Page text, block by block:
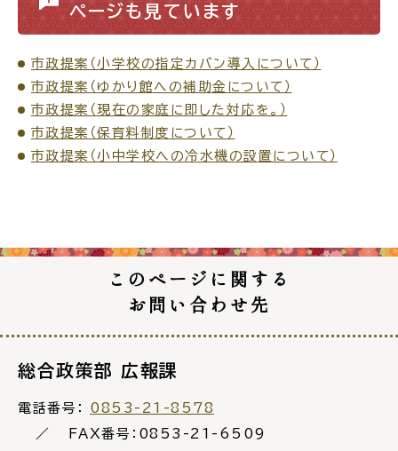
高齢者・介護 病気・ケガ
目的 から探 す
届出・手続・申請 税金
ページも見ています
市政提案（小学校の指定カバン導入について）
市政提案（ゆかり館への補助金について）
市政提案（現在の家庭に即した対応を。）
市政提案（保育料制度について）
市政提案（小中学校への冷水機の設置について）
このページに関する
お問い合わせ先
総合政策部 広報課
電話番号： 0853-21-8578
FAX番号：0853-21-6509